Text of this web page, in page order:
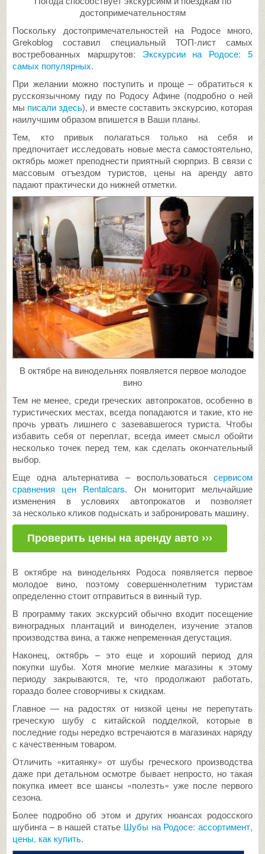
достопримечательностям
Поскольку достопримечательностей на Родосе много,
Grekoblog составил специальный ТОП-лист самых
востребованных маршрутов: Экскурсии на Родосе: 5
самых популярных.
При желании можно поступить и проще – обратиться к
русскоязычному гиду по Родосу Афине (подробно о ней
мы писали здесь), и вместе составить экскурсию, которая
наилучшим образом впишется в Ваши планы.
Тем, кто привык полагаться только на себя и
предпочитает исследовать новые места самостоятельно,
октябрь может преподнести приятный сюрприз. В связи с
массовым отъездом туристов, цены на аренду авто
падают практически до нижней отметки.
В октябре на винодельнях появляется первое молодое
вино
Тем не менее, среди греческих автопрокатов, особенно в
туристических местах, всегда попадаются и такие, кто не
прочь урвать лишнего с зазевавшегося туриста. Чтобы
избавить себя от переплат, всегда имеет смысл обойти
несколько точек перед тем, как сделать окончательный
выбор.
Еще одна альтернатива – воспользоваться сервисом
сравнения цен Rentalcars. Он мониторит мельчайшие
изменения в условиях автопрокатов и позволяет
за несколько кликов подыскать и забронировать машину.
Проверить цены на аренду авто ›››
В октябре на винодельнях Родоса появляется первое
молодое вино, поэтому совершеннолетним туристам
определенно стоит отправиться в винный тур.
В программу таких экскурсий обычно входит посещение
виноградных плантаций и виноделен, изучение этапов
производства вина, а также непременная дегустация.
Наконец, октябрь – это еще и хороший период для
покупки шубы. Хотя многие мелкие магазины к этому
периоду закрываются, те, что продолжают работать,
гораздо более сговорчивы к скидкам.
Главное — на радостях от низкой цены не перепутать
греческую шубу с китайской подделкой, которые в
последние годы нередко встречаются в магазинах наряду
с качественным товаром.
Отличить «китаянку» от шубы греческого производства
даже при детальном осмотре бывает непросто, но такая
покупка имеет все шансы «полезть» уже после первого
сезона.
Более подробно об этом и других нюансах родосского
шубинга – в нашей статье Шубы на Родосе: ассортимент,
цены, как купить.